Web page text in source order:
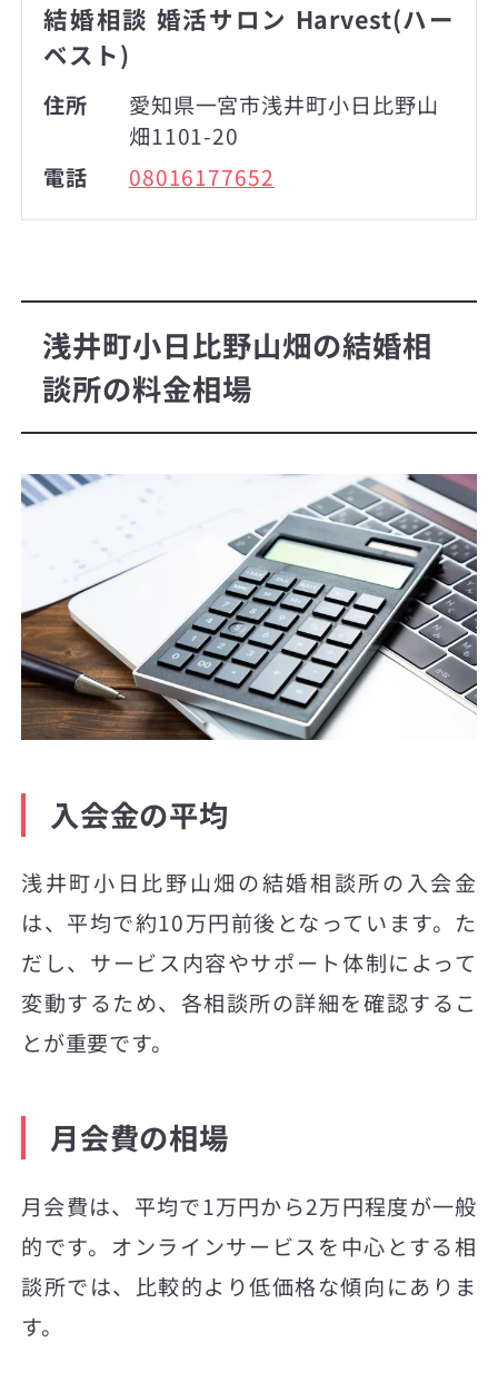
結婚相談 婚活サロン Harvest(ハー
ベスト)
住所
愛知県一宮市浅井町小日比野山
畑1101-20
電話
08016177652
浅井町小日比野山畑の結婚相
談所の料金相場
入会金の平均
浅井町小日比野山畑の結婚相談所の入会金
は、平均で約10万円前後となっています。た
だし、サービス内容やサポート体制によって
変動するため、各相談所の詳細を確認するこ
とが重要です。
月会費の相場
月会費は、平均で1万円から2万円程度が一般
的です。オンラインサービスを中心とする相
談所では、比較的より低価格な傾向にありま
す。